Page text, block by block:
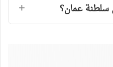
سلطنة عمان؟